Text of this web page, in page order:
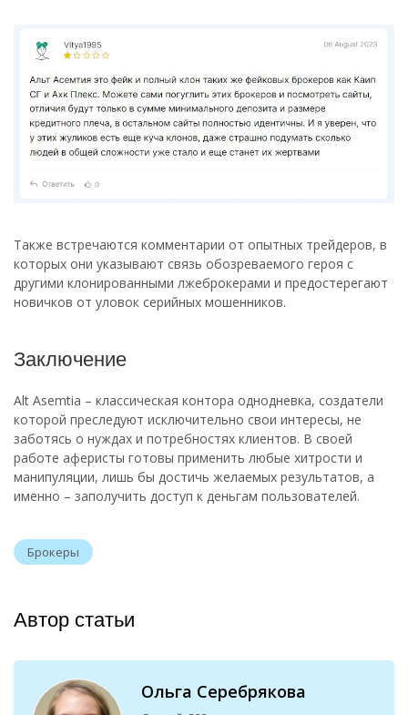
Также встречаются комментарии от опытных трейдеров, в
которых они указывают связь обозреваемого героя с
другими клонированными лжеброкерами и предостерегают
новичков от уловок серийных мошенников.
Заключение
Alt Asemtia – классическая контора однодневка, создатели
которой преследуют исключительно свои интересы, не
заботясь о нуждах и потребностях клиентов. В своей
работе аферисты готовы применить любые хитрости и
манипуляции, лишь бы достичь желаемых результатов, а
именно – заполучить доступ к деньгам пользователей.
Брокеры
Автор статьи
Ольга Серебрякова